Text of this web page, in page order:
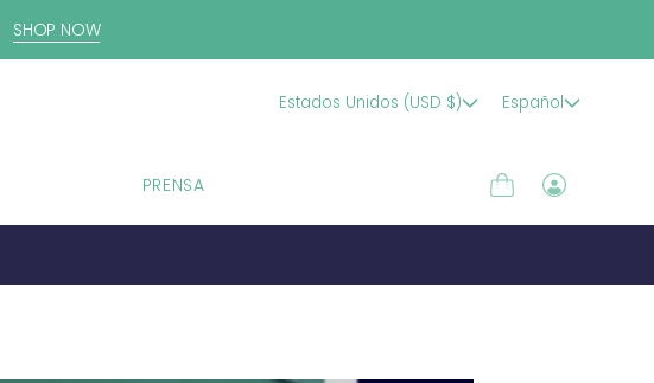
SHOP NOW
Estados Unidos (USD $) Español
PRENSA CarritoIniciar